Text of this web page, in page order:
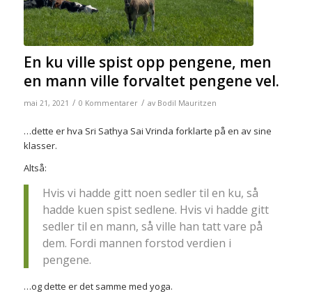
En ku ville spist opp pengene, men
en mann ville forvaltet pengene vel.
mai 21, 2021 / 0 Kommentarer / av Bodil Mauritzen
…dette er hva Sri Sathya Sai Vrinda forklarte på en av sine
klasser.
Altså:
Hvis vi hadde gitt noen sedler til en ku, så
hadde kuen spist sedlene. Hvis vi hadde gitt
sedler til en mann, så ville han tatt vare på
dem. Fordi mannen forstod verdien i
pengene.
…og dette er det samme med yoga.